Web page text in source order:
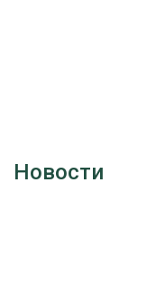
Новости